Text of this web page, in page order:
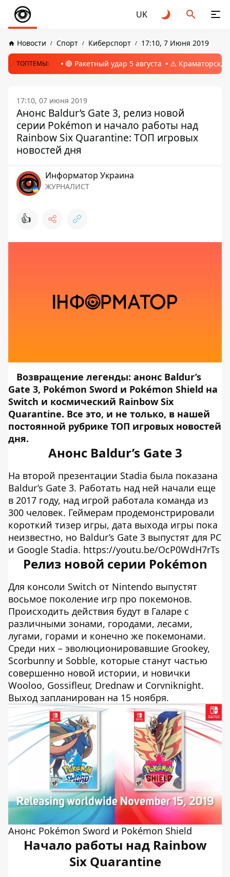
UK
Новости Спорт Киберспорт 17:10, 7 Июня 2019
ТОПТЕМЫ: 🔴 Ракетный удар 5 августа ⚠️ Краматорск,
17:10, 07 июня 2019
Анонс Baldur’s Gate 3, релиз новой
серии Pokémon и начало работы над
Rainbow Six Quarantine: ТОП игровых
новостей дня
Информатор Украина
ЖУРНАЛИСТ
👍
Возвращение легенды: анонс Baldur’s
Gate 3, Pokémon Sword и Pokémon Shield на
Switch и космический Rainbow Six
Quarantine. Все это, и не только, в нашей
постоянной рубрике ТОП игровых новостей
дня.
Анонс Baldur’s Gate 3
На второй презентации Stadia была показана
Baldur’s Gate 3. Работать над ней начали еще
в 2017 году, над игрой работала команда из
300 человек. Геймерам продемонстрировали
короткий тизер игры, дата выхода игры пока
неизвестно, но Baldur’s Gate 3 выпустят для PC
и Google Stadia. https://youtu.be/OcP0WdH7rTs
Релиз новой серии Pokémon
Для консоли Switch от Nintendo выпустят
восьмое поколение игр про покемонов.
Происходить действия будут в Галаре с
различными зонами, городами, лесами,
лугами, горами и конечно же покемонами.
Среди них – эволюционировавшие Grookey,
Scorbunny и Sobble, которые станут частью
совершенно новой истории, и новички
Wooloo, Gossifleur, Drednaw и Corvniknight.
Выход запланирован на 15 ноября.
Анонс Pokémon Sword и Pokémon Shield
Начало работы над Rainbow
Six Quarantine